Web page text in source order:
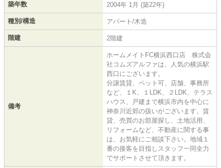
築年数 2004年 1月 (築22年)
種別/構造 アパート/木造
階建 2階建
備考
ホームメイトFC横浜西口店 株式会
社コムズアルファは、人気の横浜駅
西口にございます。
分譲賃貸、ペット可、店舗、事務所
など、１K、１LDK、２LDK、テラス
ハウス、戸建まで横浜市内を中心に
神奈川近郊の扱いがございます。賃
貸、売買のお部屋探し、土地活用、
リフォームなど、不動産に関する事
は、お気軽にご相談下さい。地域１
番の接客を目指しスタッフ一同全力
でサポートさせて頂きます。